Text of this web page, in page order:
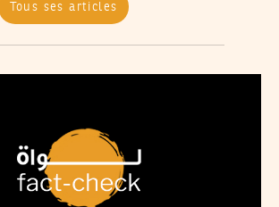
Tous ses articles